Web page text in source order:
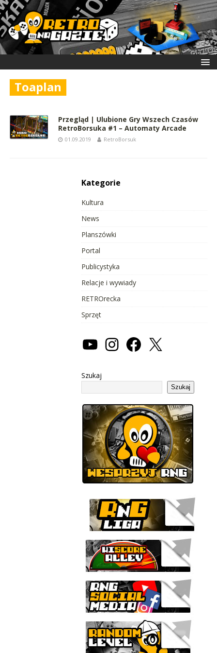
Toaplan
Przegląd | Ulubione Gry Wszech Czasów
RetroBorsuka #1 – Automaty Arcade
01.09.2019 RetroBorsuk
Kategorie
Kultura
News
Planszówki
Portal
Publicystyka
Relacje i wywiady
RETROrecka
Sprzęt
Szukaj
Szukaj